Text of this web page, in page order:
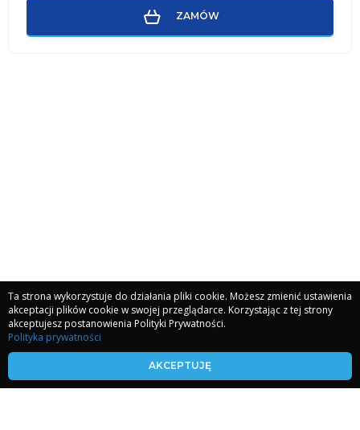
ZAMÓW
kronikiakaszy.com
koherencjaserca.com
Ta strona wykorzystuje do działania pliki cookie. Możesz zmienić ustawienia
akceptacji plików cookie w swojej przeglądarce. Korzystając z tej strony
akceptujesz postanowienia Polityki Prywatności.
Polityka prywatności
AKCEPTUJĘ